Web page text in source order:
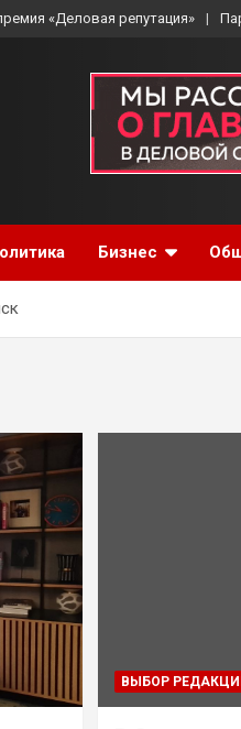
«Деловая репутация»
Бизнес
ВЫБОР